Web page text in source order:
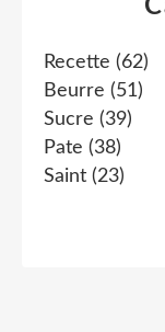
Recette (62)
Beurre (51)
Sucre (39)
Pate (38)
Saint (23)